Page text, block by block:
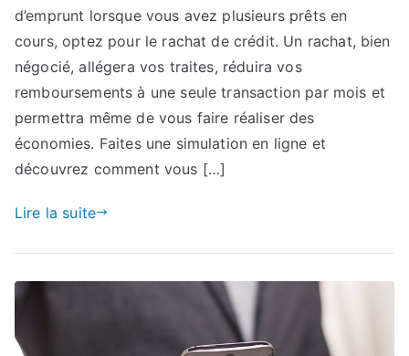
d’emprunt lorsque vous avez plusieurs prêts en
cours, optez pour le rachat de crédit. Un rachat, bien
négocié, allégera vos traites, réduira vos
remboursements à une seule transaction par mois et
permettra même de vous faire réaliser des
économies. Faites une simulation en ligne et
découvrez comment vous […]
Lire la suite